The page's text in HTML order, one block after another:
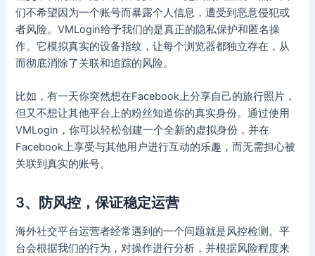
们不希望因为一个账号而暴露个人信息，遭受到恶意侵犯或
者风险。VMLogin给予我们的是真正的隐私保护和匿名操
作。它模拟真实的设备指纹，让每个浏览器都独立存在，从
而彻底消除了关联和追踪的风险。
比如，有一天你突然想在Facebook上分享自己的旅行照片，
但又不想让其他平台上的粉丝知道你的真实身份。通过使用
VMLogin，你可以轻松创建一个全新的虚拟身份，并在
Facebook上享受与其他用户进行互动的乐趣，而无需担心被
关联到真实的账号。
3、防风控，保证稳定运营
海外社交平台运营者经常遇到的一个问题就是风控检测。平
台会根据我们的行为，对操作进行分析，并根据风险程度来